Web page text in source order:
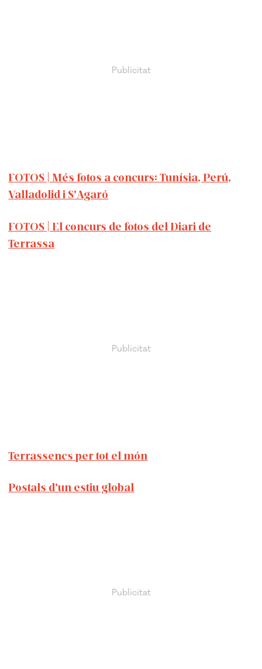
FOTOS | Més fotos a concurs: Tunísia, Perú,
Valladolid i S'Agaró
FOTOS | El concurs de fotos del Diari de
Terrassa
Terrassencs per tot el món
Postals d'un estiu global